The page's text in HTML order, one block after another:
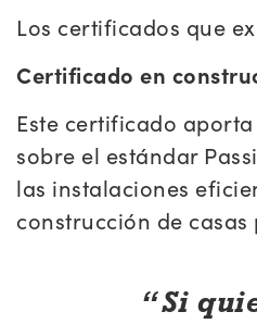
Los certificados que
Certificado en
Este certificado
sobre el estándar
las instalaciones
construcción de casas
Si